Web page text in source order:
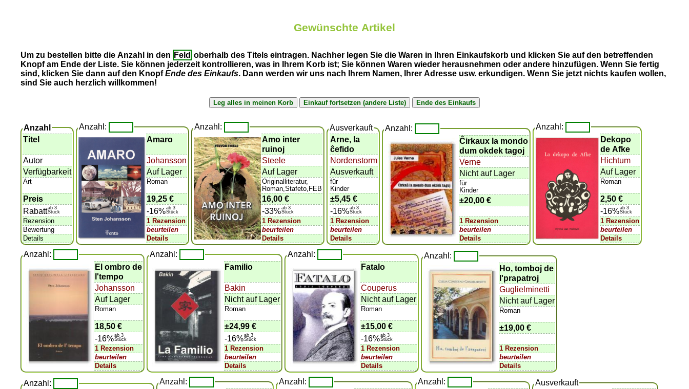
Gewünschte Artikel
Um zu bestellen bitte die Anzahl in den Feld oberhalb des Titels eintragen. Nachher legen Sie die Waren in Ihren Einkaufskorb und klicken Sie auf den betreffenden
Knopf am Ende der Liste. Sie können jederzeit kontrollieren, was in Ihrem Korb ist; Sie können Waren wieder herausnehmen oder andere hinzufügen. Wenn Sie fertig
sind, klicken Sie dann auf den KnopfEnde des Einkaufs. Dann werden wir uns nach Ihrem Namen, Ihrer Adresse usw. erkundigen. Wenn Sie jetzt nichts kaufen wollen,
sind Sie auch herzlich willkommen!
Anzahl
Titel
Autor
Verfügbarkeit
Art
Preis
Rabattab 3
Stück
Rezension
Bewertung
Details
Anzahl:
Amaro
Johansson
Auf Lager
Roman
19,25 €
-16%ab 3
Stück
1 Rezension
beurteilen
Details
Anzahl:
Amo inter
ruinoj
Steele
Auf Lager
Originalliteratur,
Roman,Stafeto,FEB
16,00 €
-33%ab 3
Stück
1 Rezension
beurteilen
Details
Ausverkauft
Arne, la
ĉefido
Nordenstorm
Ausverkauft
für
Kinder
±5,45 €
-16%ab 3
Stück
1 Rezension
beurteilen
Details
Anzahl:
Ĉirkaux la mondo
dum okdek tagoj
Verne
Nicht auf Lager
für
Kinder
±20,00 €
1 Rezension
beurteilen
Details
Anzahl:
Dekopo
de Afke
Hichtum
Auf Lager
Roman
2,50 €
-16%ab 3
Stück
1 Rezension
beurteilen
Details
Anzahl:
El ombro de
l'tempo
Johansson
Auf Lager
Roman
18,50 €
-16%ab 3
Stück
1 Rezension
beurteilen
Details
Anzahl:
Familio
Bakin
Nicht auf Lager
Roman
±24,99 €
-16%ab 3
Stück
1 Rezension
beurteilen
Details
Anzahl:
Fatalo
Couperus
Nicht auf Lager
Roman
±15,00 €
-16%ab 3
Stück
1 Rezension
beurteilen
Details
Anzahl:
Ho, tomboj de
l'prapatroj
Guglielminetti
Nicht auf Lager
Roman
±19,00 €
1 Rezension
beurteilen
Details
Anzahl:
Anzahl:
Anzahl:
Anzahl:
Ausverkauft